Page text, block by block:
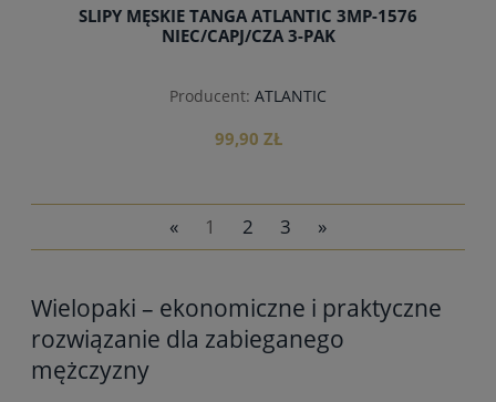
SLIPY MĘSKIE TANGA ATLANTIC 3MP-1576
NIEC/CAPJ/CZA 3-PAK
Producent: ATLANTIC
99,90 ZŁ
« 1 2 3 »
Wielopaki – ekonomiczne i praktyczne
rozwiązanie dla zabieganego
mężczyzny